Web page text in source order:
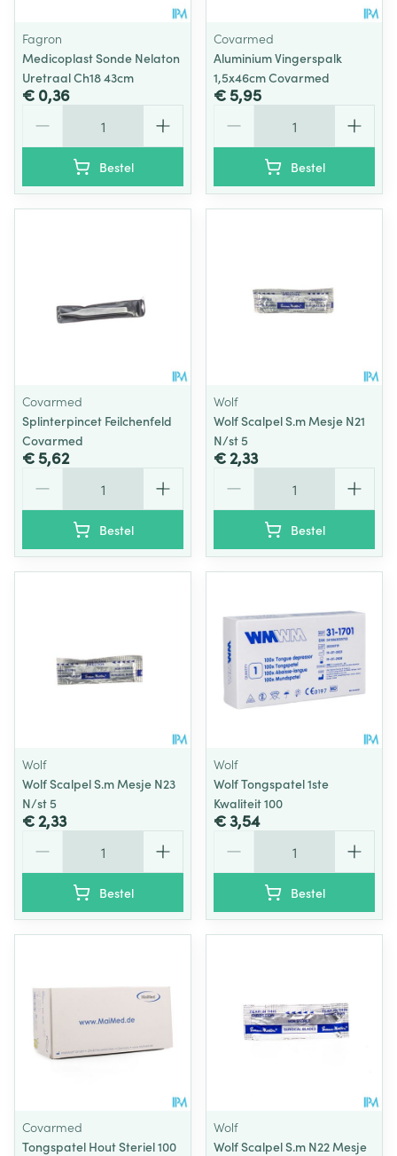
Fagron
Medicoplast Sonde Nelaton
Uretraal Ch18 43cm
€ 0,36
Bestel
Covarmed
Aluminium Vingerspalk
1,5x46cm Covarmed
€ 5,95
Bestel
Covarmed
Splinterpincet Feilchenfeld
Covarmed
€ 5,62
Bestel
Wolf
Wolf Scalpel S.m Mesje N21
N/st 5
€ 2,33
Bestel
Wolf
Wolf Scalpel S.m Mesje N23
N/st 5
€ 2,33
Bestel
Wolf
Wolf Tongspatel 1ste
Kwaliteit 100
€ 3,54
Bestel
Covarmed
Tongspatel Hout Steriel 100
Wolf
Wolf Scalpel S.m N22 Mesje